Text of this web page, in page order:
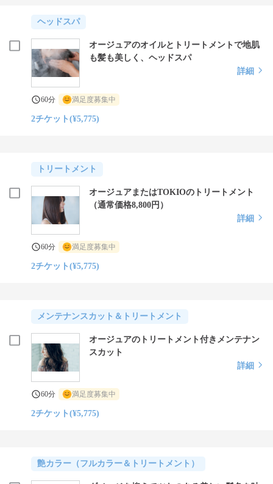
ヘッドスパ
オージュアのオイルとトリートメントで地肌
も髪も美しく、ヘッドスパ
詳細
60分 満足度募集中
2チケット(¥5,775)
トリートメント
オージュアまたはTOKIOのトリートメント
（通常価格8,800円）
詳細
60分 満足度募集中
2チケット(¥5,775)
メンテナンスカット＆トリートメント
オージュアのトリートメント付きメンテナン
スカット
詳細
60分 満足度募集中
2チケット(¥5,775)
艶カラー（フルカラー＆トリートメント）